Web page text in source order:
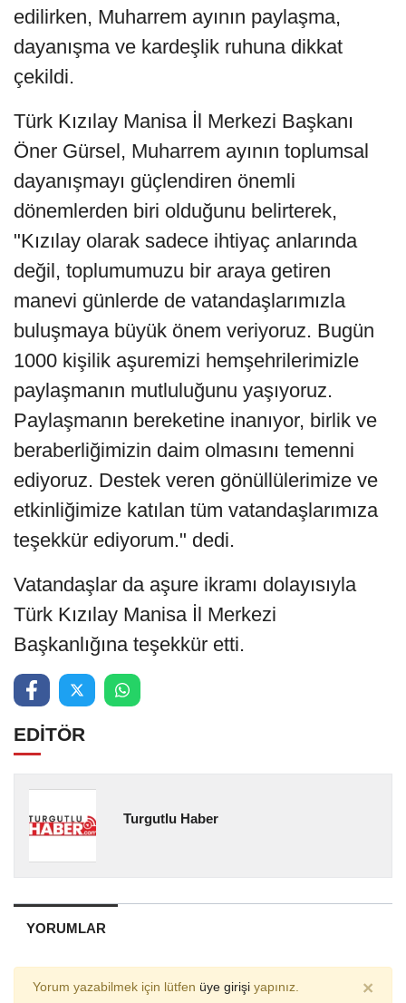
edilirken, Muharrem ayının paylaşma,
dayanışma ve kardeşlik ruhuna dikkat
çekildi.
Türk Kızılay Manisa İl Merkezi Başkanı
Öner Gürsel, Muharrem ayının toplumsal
dayanışmayı güçlendiren önemli
dönemlerden biri olduğunu belirterek,
"Kızılay olarak sadece ihtiyaç anlarında
değil, toplumumuzu bir araya getiren
manevi günlerde de vatandaşlarımızla
buluşmaya büyük önem veriyoruz. Bugün
1000 kişilik aşuremizi hemşehrilerimizle
paylaşmanın mutluluğunu yaşıyoruz.
Paylaşmanın bereketine inanıyor, birlik ve
beraberliğimizin daim olmasını temenni
ediyoruz. Destek veren gönüllülerimize ve
etkinliğimize katılan tüm vatandaşlarımıza
teşekkür ediyorum." dedi.
Vatandaşlar da aşure ikramı dolayısıyla
Türk Kızılay Manisa İl Merkezi
Başkanlığına teşekkür etti.
EDİTÖR
Turgutlu Haber
YORUMLAR
Yorum yazabilmek için lütfen üye girişi yapınız. ×